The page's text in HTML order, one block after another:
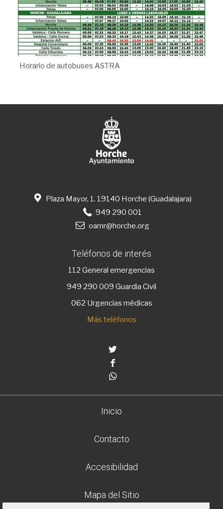
Horario de autobuses ASTRA
Plaza Mayor, 1. 19140 Horche (Guadalajara)
949 290 001
oamr@horche.org
Teléfonos de interés
112 General emergencias
949 290 009 Guardia Civil
062 Urgencias médicas
Más teléfonos
Inicio
Contacto
Accesibilidad
Mapa del Sitio